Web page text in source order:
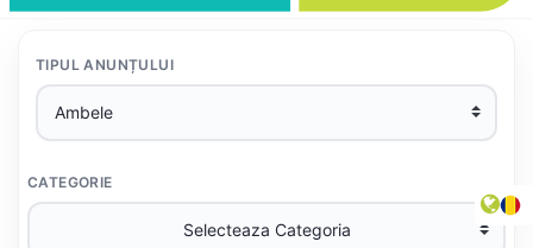
TIPUL ANUNȚULUI
CATEGORIE